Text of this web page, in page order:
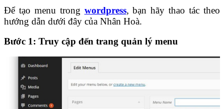
Để tạo menu trong wordpress, bạn hãy thao tác theo
hướng dẫn dưới đây của Nhân Hoà.
Bước 1: Truy cập đến trang quản lý menu